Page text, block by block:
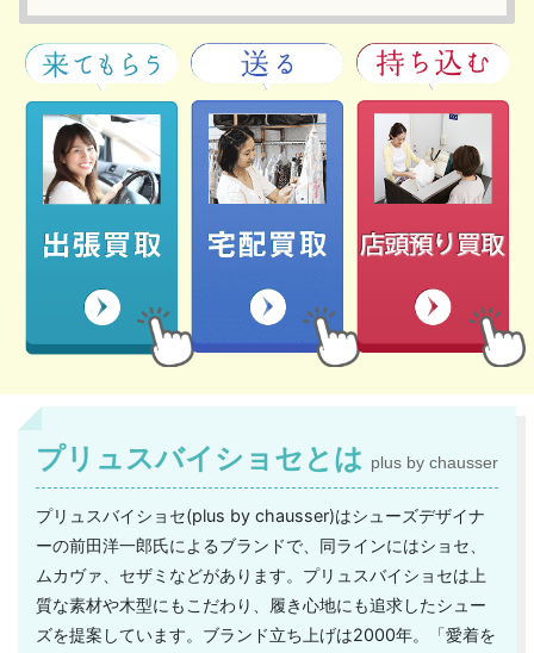
プリュスバイショセとは plus by chausser
プリュスバイショセ(plus by chausser)はシューズデザイナ
ーの前田洋一郎氏によるブランドで、同ラインにはショセ、
ムカヴァ、セザミなどがあります。プリュスバイショセは上
質な素材や木型にもこだわり、履き心地にも追求したシュー
ズを提案しています。ブランド立ち上げは2000年。「愛着を